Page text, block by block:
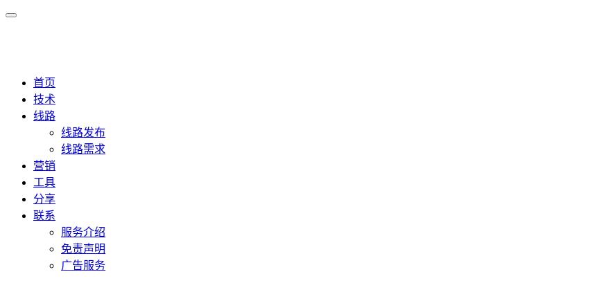
首页
技术
线路
线路发布
线路需求
营销
工具
分享
联系
服务介绍
免责声明
广告服务